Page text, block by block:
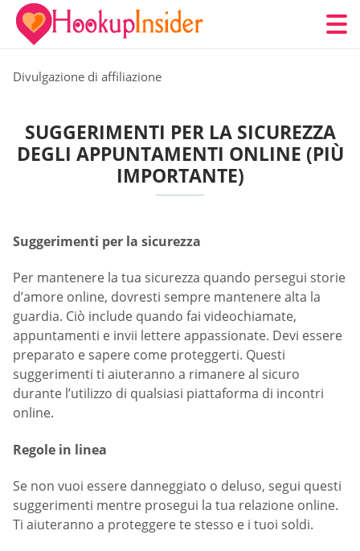
Divulgazione di affiliazione
SUGGERIMENTI PER LA SICUREZZA
DEGLI APPUNTAMENTI ONLINE (PIÙ
IMPORTANTE)
Suggerimenti per la sicurezza
Per mantenere la tua sicurezza quando persegui storie
d’amore online, dovresti sempre mantenere alta la
guardia. Ciò include quando fai videochiamate,
appuntamenti e invii lettere appassionate. Devi essere
preparato e sapere come proteggerti. Questi
suggerimenti ti aiuteranno a rimanere al sicuro
durante l’utilizzo di qualsiasi piattaforma di incontri
online.
Regole in linea
Se non vuoi essere danneggiato o deluso, segui questi
suggerimenti mentre prosegui la tua relazione online.
Ti aiuteranno a proteggere te stesso e i tuoi soldi.